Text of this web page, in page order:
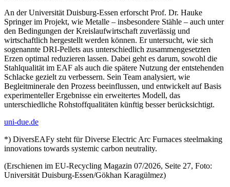
An der Universität Duisburg-Essen erforscht Prof. Dr. Hauke
Springer im Projekt, wie Metalle – insbesondere Stähle – auch unter
den Bedingungen der Kreislaufwirtschaft zuverlässig und
wirtschaftlich hergestellt werden können. Er untersucht, wie sich
sogenannte DRI-Pellets aus unterschiedlich zusammengesetzten
Erzen optimal reduzieren lassen. Dabei geht es darum, sowohl die
Stahlqualität im EAF als auch die spätere Nutzung der entstehenden
Schlacke gezielt zu verbessern. Sein Team analysiert, wie
Begleitminerale den Prozess beeinflussen, und entwickelt auf Basis
experimenteller Ergebnisse ein erweitertes Modell, das
unterschiedliche Rohstoffqualitäten künftig besser berücksichtigt.
uni-due.de
*) DiversEAFy steht für Diverse Electric Arc Fur­naces steelmaking
innovations towards systemic carbon neutrality.
(Erschienen im EU-Recycling Magazin 07/2026, Seite 27, Foto:
Universität Duisburg-Essen/Gökhan Karagülmez)